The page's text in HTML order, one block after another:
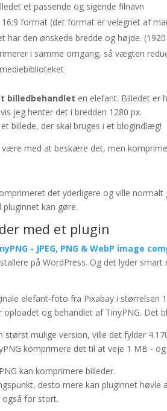
et passende og sigende filnavn
format (det format er velegnet af
har den ønskede bredde og højde.
i samme omgang, så vægten
billedbehandlet en elefant. Billedet er
jeg henter det i bredden 1280 px.
billede, der skal bruges i et blogindlæg!
være med at beskære det, men
det yderligere og ville
kan gøre.
med et plugin
- JPEG, PNG & WebP image
på WordPress. Og det lyder
elefant-foto fra Pixabay i størrelsen
oploadet og behandlet af TinyPNG. Det
størst mulige version, ville det fylder
komprimere det til at veje 1 MB -
kan komprimere billeder.
desto mere kan pluginnet
for stort.